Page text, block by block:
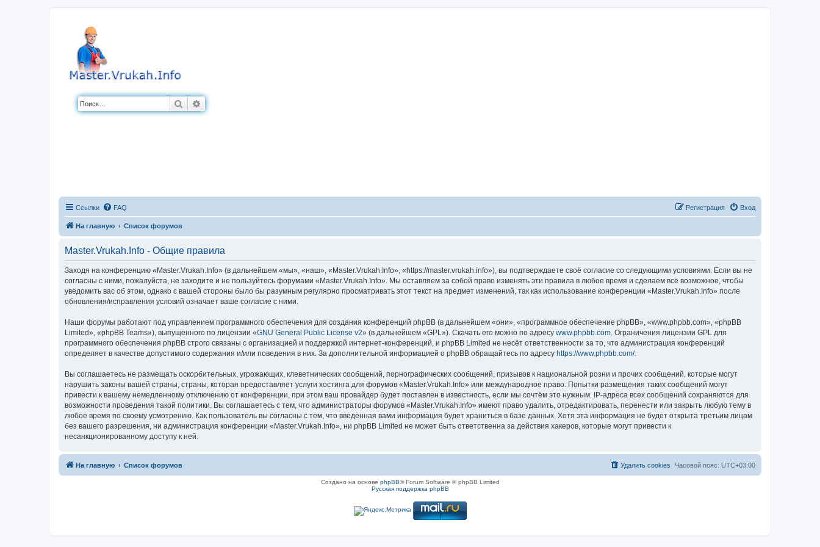
Поиск
Ссылки FAQ Вход
Регистрация
На главную Список форумов
Master.Vrukah.Info - Общие правила
Заходя на конференцию «Master.Vrukah.Info» (в дальнейшем «мы», «наш», «Master.Vrukah.Info», «https://master.vrukah.info»), вы подтверждаете своё согласие со следующими условиями. Если вы не
согласны с ними, пожалуйста, не заходите и не пользуйтесь форумами «Master.Vrukah.Info». Мы оставляем за собой право изменять эти правила в любое время и сделаем всё возможное, чтобы
уведомить вас об этом, однако с вашей стороны было бы разумным регулярно просматривать этот текст на предмет изменений, так как использование конференции «Master.Vrukah.Info» после
обновления/исправления условий означает ваше согласие с ними.
Наши форумы работают под управлением программного обеспечения для создания конференций phpBB (в дальнейшем «они», «программное обеспечение phpBB», «www.phpbb.com», «phpBB
Limited», «phpBB Teams»), выпущенного по лицензии «GNU General Public License v2» (в дальнейшем «GPL»). Скачать его можно по адресу www.phpbb.com. Ограничения лицензии GPL для
программного обеспечения phpBB строго связаны с организацией и поддержкой интернет-конференций, и phpBB Limited не несёт ответственности за то, что администрация конференций
определяет в качестве допустимого содержания и/или поведения в них. За дополнительной информацией о phpBB обращайтесь по адресу https://www.phpbb.com/.
Вы соглашаетесь не размещать оскорбительных, угрожающих, клеветнических сообщений, порнографических сообщений, призывов к национальной розни и прочих сообщений, которые могут
нарушить законы вашей страны, страны, которая предоставляет услуги хостинга для форумов «Master.Vrukah.Info» или международное право. Попытки размещения таких сообщений могут
привести к вашему немедленному отключению от конференции, при этом ваш провайдер будет поставлен в известность, если мы сочтём это нужным. IP-адреса всех сообщений сохраняются для
возможности проведения такой политики. Вы соглашаетесь с тем, что администраторы форумов «Master.Vrukah.Info» имеют право удалить, отредактировать, перенести или закрыть любую тему в
любое время по своему усмотрению. Как пользователь вы согласны с тем, что введённая вами информация будет храниться в базе данных. Хотя эта информация не будет открыта третьим лицам
без вашего разрешения, ни администрация конференции «Master.Vrukah.Info», ни phpBB Limited не может быть ответственна за действия хакеров, которые могут привести к
несанкционированному доступу к ней.
На главную Список форумов Часовой пояс: UTC+03:00
Удалить cookies
Создано на основе phpBB® Forum Software © phpBB Limited
Русская поддержка phpBB